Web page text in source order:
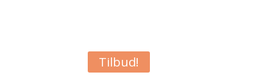
Tilbud!